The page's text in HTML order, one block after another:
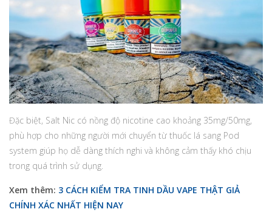
Đặc biệt, Salt Nic có nồng độ nicotine cao khoảng 35mg/50mg,
phù hợp cho những người mới chuyển từ thuốc lá sang Pod
system giúp họ dễ dàng thích nghi và không cảm thấy khó chịu
trong quá trình sử dụng.
Xem thêm: 3 CÁCH KIỂM TRA TINH DẦU VAPE THẬT GIẢ
CHÍNH XÁC NHẤT HIỆN NAY